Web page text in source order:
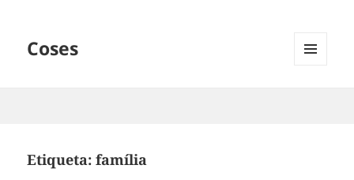
Coses
Etiqueta:família